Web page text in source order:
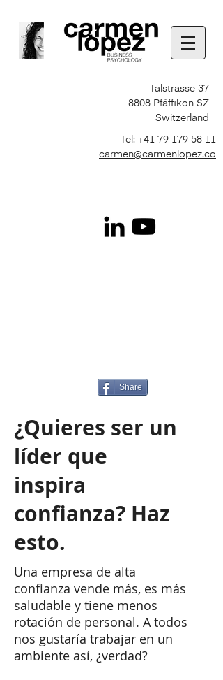
Talstrasse 37
8808 Pfäffikon SZ
Switzerland
Tel: +41 79 179 58 11
carmen@carmenlopez.co
Share
¿Quieres ser un
líder que
inspira
confianza? Haz
esto.
Una empresa de alta
confianza vende más, es más
saludable y tiene menos
rotación de personal. A todos
nos gustaría trabajar en un
ambiente así, ¿verdad?